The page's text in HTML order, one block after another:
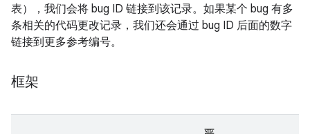
表），我们会将 bug ID 链接到该记录。如果某个 bug 有多
条相关的代码更改记录，我们还会通过 bug ID 后面的数字
链接到更多参考编号。
框架